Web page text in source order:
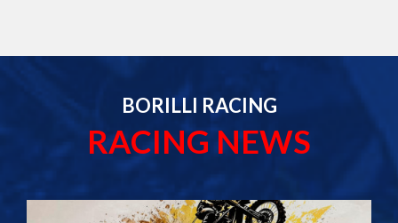
BORILLI RACING
RACING NEWS